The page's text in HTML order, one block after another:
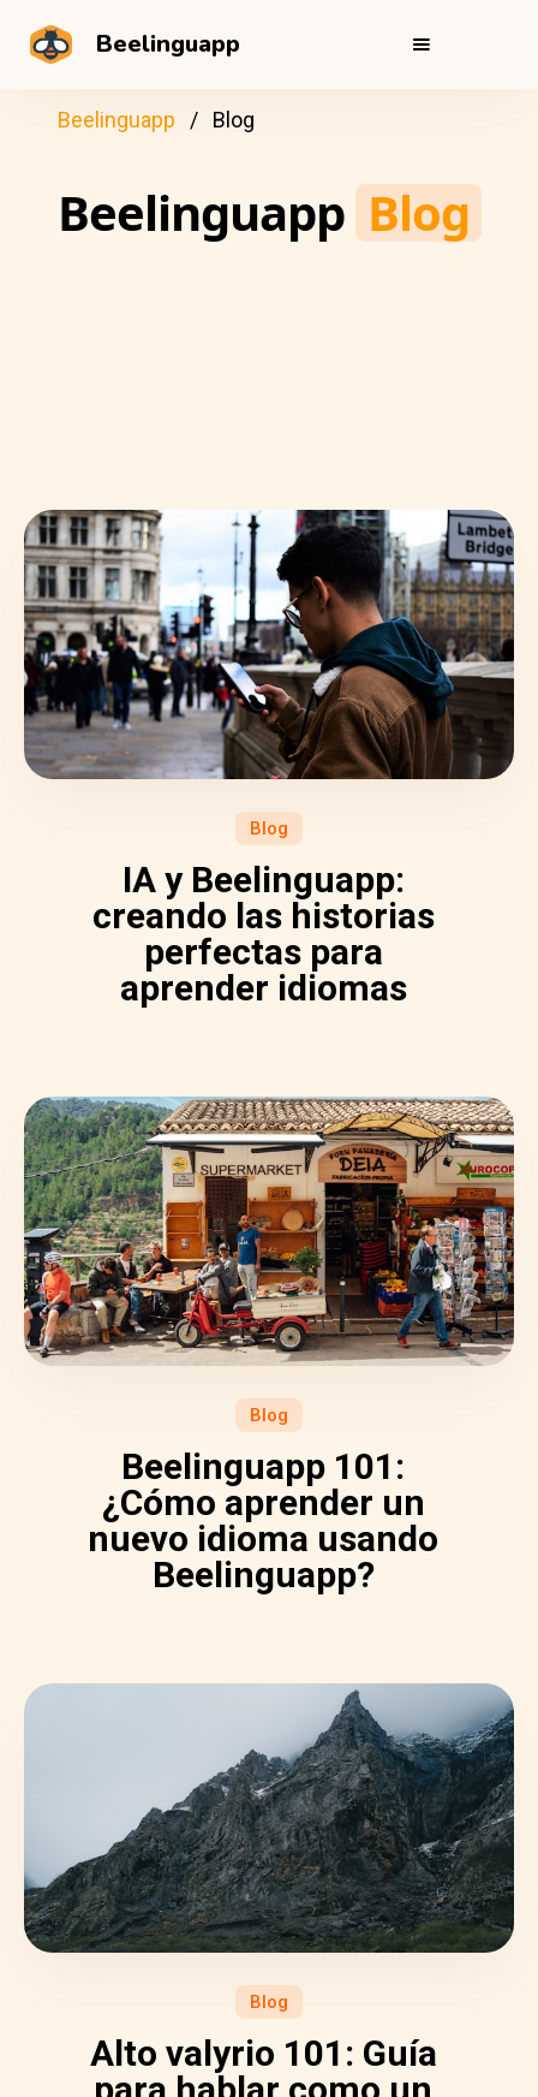
Beelinguapp
Beelinguapp Blog
Beelinguapp Blog
Blog
IA y Beelinguapp:
creando las historias
perfectas para
aprender idiomas
Blog
Beelinguapp 101:
¿Cómo aprender un
nuevo idioma usando
Beelinguapp?
Blog
Alto valyrio 101: Guía